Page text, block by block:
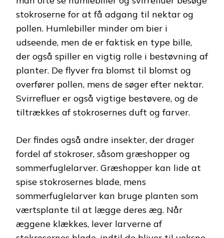
stokroserne for at få adgang til nektar og
pollen. Humlebiller minder om bier i
udseende, men de er faktisk en type bille,
der også spiller en vigtig rolle i bestøvning af
planter. De flyver fra blomst til blomst og
overfører pollen, mens de søger efter nektar.
Svirrefluer er også vigtige bestøvere, og de
tiltrækkes af stokrosernes duft og farver.
Der findes også andre insekter, der drager
fordel af stokroser, såsom græshopper og
sommerfuglelarver. Græshopper kan lide at
spise stokrosernes blade, mens
sommerfuglelarver kan bruge planten som
værtsplante til at lægge deres æg. Når
æggene klækkes, lever larverne af